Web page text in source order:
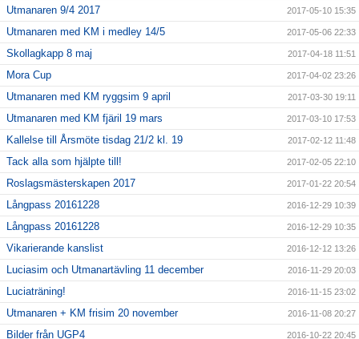
Utmanaren 9/4 2017 2017-05-10 15:35
Utmanaren med KM i medley 14/5 2017-05-06 22:33
Skollagkapp 8 maj 2017-04-18 11:51
Mora Cup 2017-04-02 23:26
Utmanaren med KM ryggsim 9 april 2017-03-30 19:11
Utmanaren med KM fjäril 19 mars 2017-03-10 17:53
Kallelse till Årsmöte tisdag 21/2 kl. 19 2017-02-12 11:48
Tack alla som hjälpte till! 2017-02-05 22:10
Roslagsmästerskapen 2017 2017-01-22 20:54
Långpass 20161228 2016-12-29 10:39
Långpass 20161228 2016-12-29 10:35
Vikarierande kanslist 2016-12-12 13:26
Luciasim och Utmanartävling 11 december 2016-11-29 20:03
Luciaträning! 2016-11-15 23:02
Utmanaren + KM frisim 20 november 2016-11-08 20:27
Bilder från UGP4 2016-10-22 20:45